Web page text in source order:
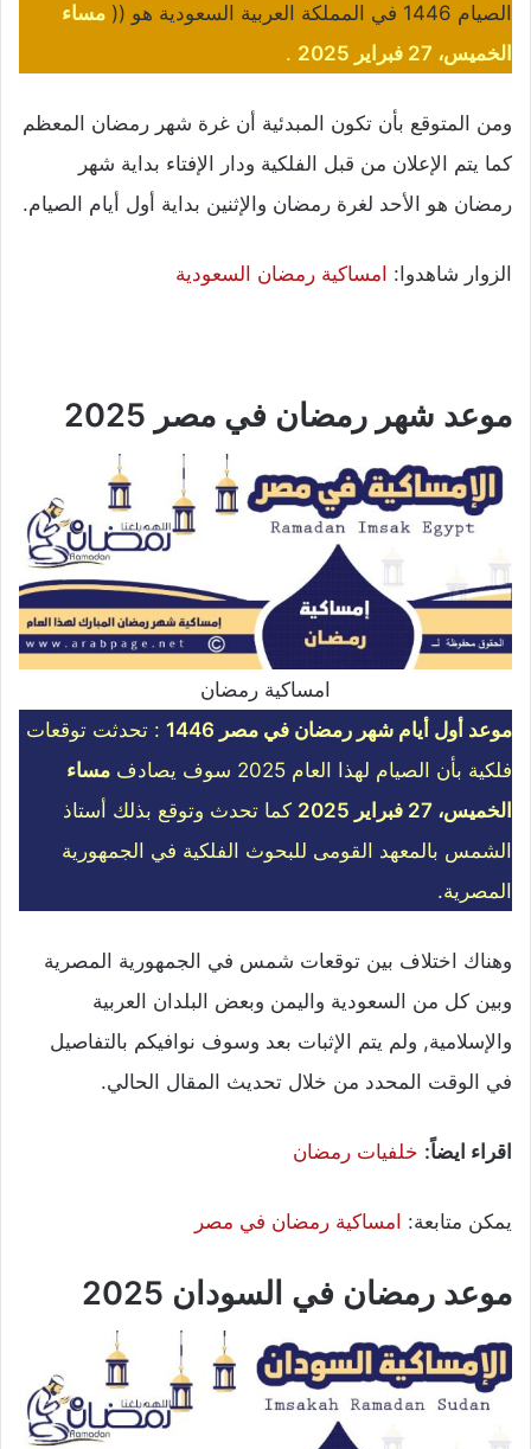
الصيام 1446 في المملكة العربية السعودية هو ((
مساء
الخميس، 27 فبراير 2025
.
ومن المتوقع بأن تكون المبدئية أن غرة شهر رمضان المعظم
كما يتم الإعلان من قبل الفلكية ودار الإفتاء بداية شهر
رمضان هو الأحد لغرة رمضان والإثنين بداية أول أيام الصيام.
الزوار شاهدوا: امساكية رمضان السعودية
موعد شهر رمضان في مصر 2025
امساكية رمضان
موعد أول أيام شهر رمضان في مصر 1446
: تحدثت توقعات
فلكية بأن الصيام لهذا العام 2025 سوف يصادف
مساء
الخميس، 27 فبراير 2025
كما تحدث وتوقع بذلك أستاذ
الشمس بالمعهد القومى للبحوث الفلكية في الجمهورية
المصرية.
وهناك اختلاف بين توقعات شمس في الجمهورية المصرية
وبين كل من السعودية واليمن وبعض البلدان العربية
والإسلامية, ولم يتم الإثبات بعد وسوف نوافيكم بالتفاصيل
في الوقت المحدد من خلال تحديث المقال الحالي.
اقراء ايضاً: خلفيات رمضان
يمكن متابعة: امساكية رمضان في مصر
موعد رمضان في السودان 2025